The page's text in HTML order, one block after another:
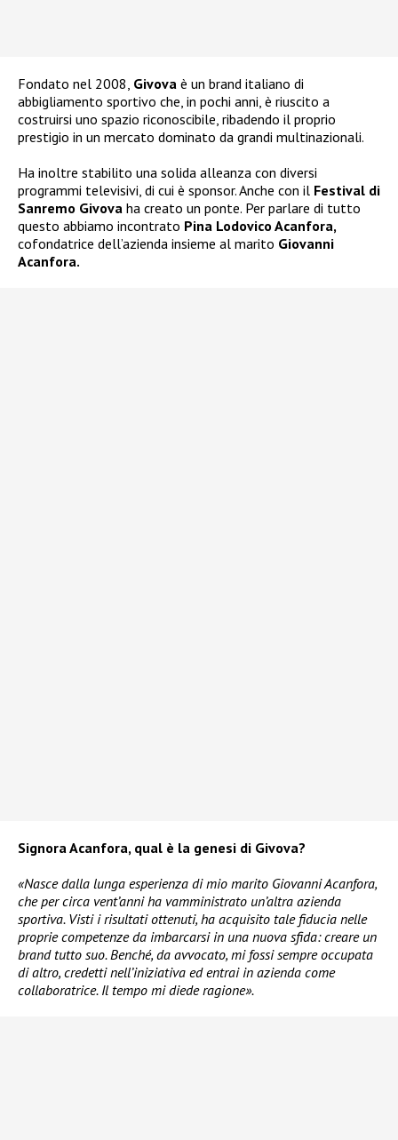
Fondato nel 2008, Givova è un brand italiano di
abbigliamento sportivo che, in pochi anni, è riuscito a
costruirsi uno spazio riconoscibile, ribadendo il proprio
prestigio in un mercato dominato da grandi multinazionali.
Ha inoltre stabilito una solida alleanza con diversi
programmi televisivi, di cui è sponsor. Anche con il Festival di
Sanremo Givova ha creato un ponte. Per parlare di tutto
questo abbiamo incontrato Pina Lodovico Acanfora,
cofondatrice dell’azienda insieme al marito Giovanni
Acanfora.
Signora Acanfora, qual è la genesi di Givova?
«Nasce dalla lunga esperienza di mio marito Giovanni Acanfora,
che per circa vent’anni ha vamministrato un’altra azienda
sportiva. Visti i risultati ottenuti, ha acquisito tale fiducia nelle
proprie competenze da imbarcarsi in una nuova sfida: creare un
brand tutto suo. Benché, da avvocato, mi fossi sempre occupata
di altro, credetti nell’iniziativa ed entrai in azienda come
collaboratrice. Il tempo mi diede ragione».